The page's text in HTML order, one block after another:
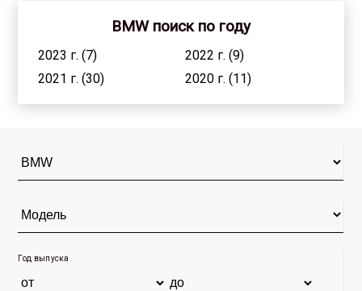
BMW поиск по году
2023 г. (7)
2022 г. (9)
2021 г. (30)
2020 г. (11)
2019 г. (25)
Год выпуска